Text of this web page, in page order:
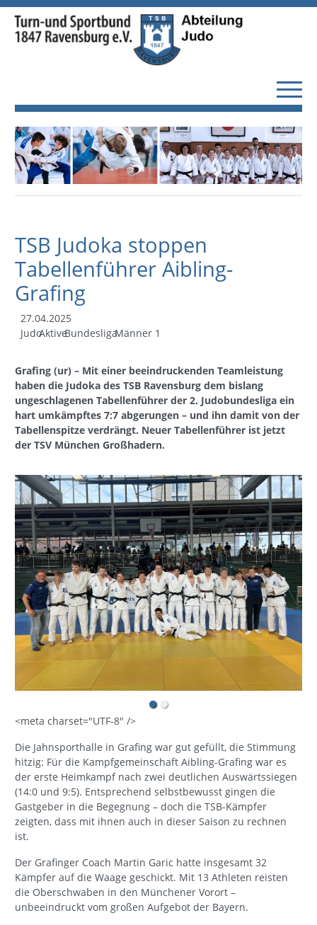
TSB Judoka stoppen
Tabellenführer Aibling-
Grafing
27.04.2025
JudoAktiveBundesligaMänner 1
Grafing (ur) – Mit einer beeindruckenden Teamleistung
haben die Judoka des TSB Ravensburg dem bislang
ungeschlagenen Tabellenführer der 2. Judobundesliga ein
hart umkämpftes 7:7 abgerungen – und ihn damit von der
Tabellenspitze verdrängt. Neuer Tabellenführer ist jetzt
der TSV München Großhadern.
<meta charset="UTF-8" />
Die Jahnsporthalle in Grafing war gut gefüllt, die Stimmung
hitzig: Für die Kampfgemeinschaft Aibling-Grafing war es
der erste Heimkampf nach zwei deutlichen Auswärtssiegen
(14:0 und 9:5). Entsprechend selbstbewusst gingen die
Gastgeber in die Begegnung – doch die TSB-Kämpfer
zeigten, dass mit ihnen auch in dieser Saison zu rechnen
ist.
Der Grafinger Coach Martin Garic hatte insgesamt 32
Kämpfer auf die Waage geschickt. Mit 13 Athleten reisten
die Oberschwaben in den Münchener Vorort –
unbeeindruckt vom großen Aufgebot der Bayern.